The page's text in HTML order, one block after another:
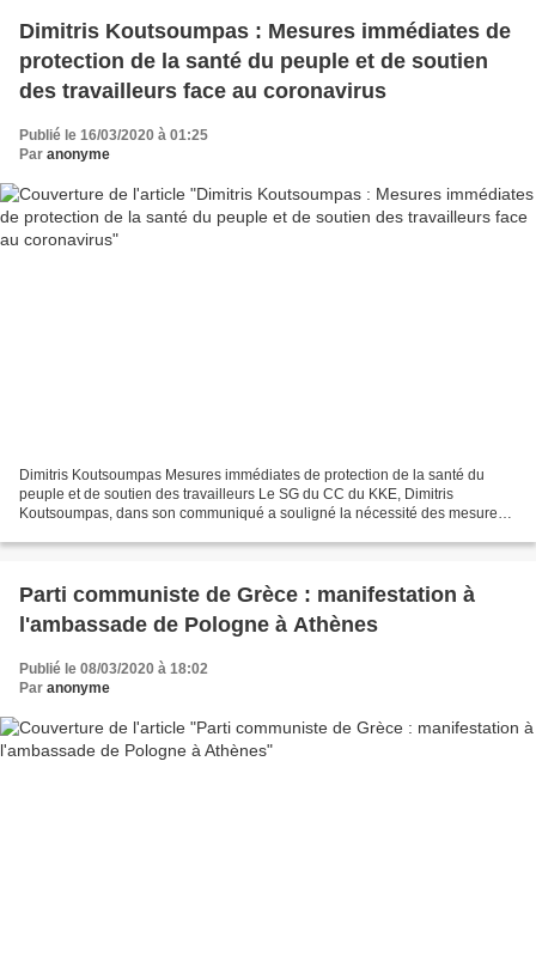
Dimitris Koutsoumpas : Mesures immédiates de
protection de la santé du peuple et de soutien
des travailleurs face au coronavirus
Publié le 16/03/2020 à 01:25
Par anonyme
Dimitris Koutsoumpas Mesures immédiates de protection de la santé du
peuple et de soutien des travailleurs Le SG du CC du KKE, Dimitris
Koutsoumpas, dans son communiqué a souligné la nécessité des mesures
Parti communiste de Grèce : manifestation à
l'ambassade de Pologne à Athènes
Publié le 08/03/2020 à 18:02
Par anonyme